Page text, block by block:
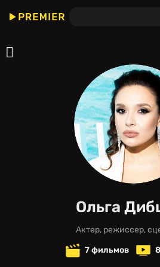
Ольга
актер, режиссер,
7 фильмов